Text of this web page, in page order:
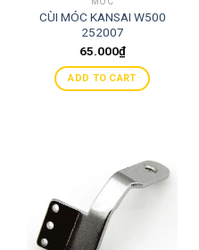
CÙI MÓC KANSAI W500
252007
65.000₫
ADD TO CART